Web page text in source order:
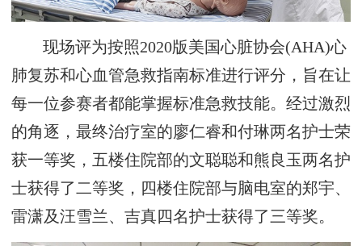
现场评为按照2020版美国心脏协会(AHA)心
肺复苏和心血管急救指南标准进行评分，旨在让
每一位参赛者都能掌握标准急救技能。经过激烈
的角逐，最终治疗室的廖仁睿和付琳两名护士荣
获一等奖，五楼住院部的文聪聪和熊良玉两名护
士获得了二等奖，四楼住院部与脑电室的郑宇、
雷潇及汪雪兰、吉真四名护士获得了三等奖。